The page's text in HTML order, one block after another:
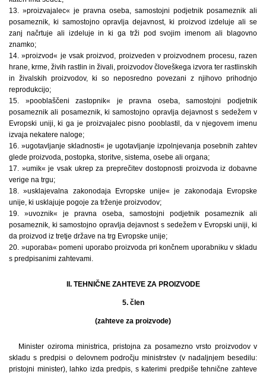
13. »proizvajalec« je pravna oseba, samostojni podjetnik posameznik ali
posameznik, ki samostojno opravlja dejavnost, ki proizvod izdeluje ali se
zanj načrtuje ali izdeluje in ki ga trži pod svojim imenom ali blagovno
znamko;
14. »proizvod« je vsak proizvod, proizveden v proizvodnem procesu, razen
hrane, krme, živih rastlin in živali, proizvodov človeškega izvora ter rastlinskih
in živalskih proizvodov, ki so neposredno povezani z njihovo prihodnjo
reprodukcijo;
15. »pooblaščeni zastopnik« je pravna oseba, samostojni podjetnik
posameznik ali posameznik, ki samostojno opravlja dejavnost s sedežem v
Evropski uniji, ki ga je proizvajalec pisno pooblastil, da v njegovem imenu
izvaja nekatere naloge;
16. »ugotavljanje skladnosti« je ugotavljanje izpolnjevanja posebnih zahtev
glede proizvoda, postopka, storitve, sistema, osebe ali organa;
17. »umik« je vsak ukrep za preprečitev dostopnosti proizvoda iz dobavne
verige na trgu;
18. »usklajevalna zakonodaja Evropske unije« je zakonodaja Evropske
unije, ki usklajuje pogoje za trženje proizvodov;
19. »uvoznik« je pravna oseba, samostojni podjetnik posameznik ali
posameznik, ki samostojno opravlja dejavnost s sedežem v Evropski uniji, ki
da proizvod iz tretje države na trg Evropske unije;
20. »uporaba« pomeni uporabo proizvoda pri končnem uporabniku v skladu
s predpisanimi zahtevami.
II. TEHNIČNE ZAHTEVE ZA PROIZVODE
5. člen
(zahteve za proizvode)
Minister oziroma ministrica, pristojna za posamezno vrsto proizvodov v
skladu s predpisi o delovnem področju ministrstev (v nadaljnjem besedilu:
pristojni minister), lahko izda predpis, s katerimi predpiše tehnične zahteve